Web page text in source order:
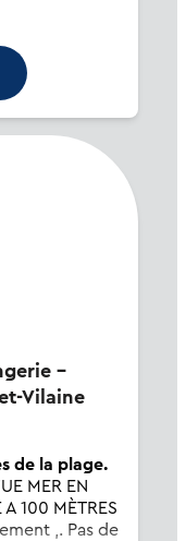
alimentation
Vilaine
de la plage.
MER EN
A 100 MÈTRES
,. Pas de